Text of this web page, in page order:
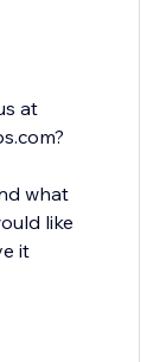
at
what
like
it